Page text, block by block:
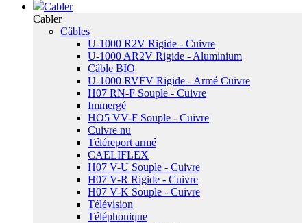
Cabler
Cabler
Câbles
U-1000 R2V Rigide - Cuivre
U-1000 AR2V Rigide - Aluminium
Câble BIO
U-1000 RVFV Rigide - Armé Cuivre
H07 RN-F Souple - Cuivre
Immergé
HO5 VV-F Souple - Cuivre
Cuivre nu
Téléreport armé
CAELIFLEX
H07 V-U Souple - Cuivre
H07 V-R Rigide - Cuivre
H07 V-K Souple - Cuivre
Télévision
Téléphonique